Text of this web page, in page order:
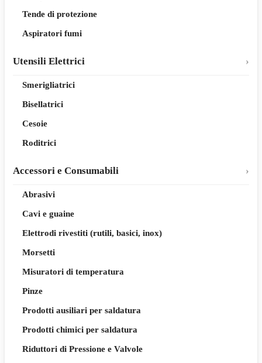
Tende di protezione
Aspiratori fumi
Utensili Elettrici
Smerigliatrici
Bisellatrici
Cesoie
Roditrici
Accessori e Consumabili
Abrasivi
Cavi e guaine
Elettrodi rivestiti (rutili, basici, inox)
Morsetti
Misuratori di temperatura
Pinze
Prodotti ausiliari per saldatura
Prodotti chimici per saldatura
Riduttori di Pressione e Valvole